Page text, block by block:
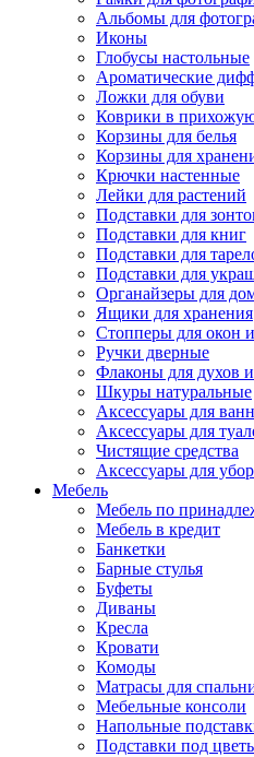
Альбомы для
Иконы
Глобусы настольные
Ароматические
Ложки для обуви
Коврики в
Корзины для белья
Корзины для
Крючки настенные
Лейки для растений
Подставки для
Подставки для книг
Подставки для
Подставки для
Органайзеры для
Ящики для хранения
Стопперы для окон
Ручки дверные
Флаконы для духов
Шкуры натуральные
Аксессуары для
Аксессуары для
Чистящие средства
Аксессуары для
Мебель
Мебель по
Мебель в кредит
Банкетки
Барные стулья
Буфеты
Диваны
Кресла
Кровати
Комоды
Матрасы для
Мебельные консоли
Напольные
Подставки под